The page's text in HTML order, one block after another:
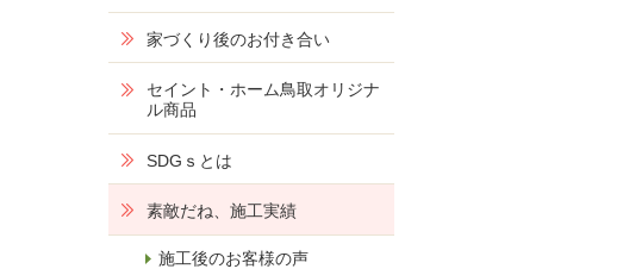
家づくり後のお付き合い
セイント・ホーム鳥取オリジナ
ル商品
SDGｓとは
素敵だね、施工実績
施工後のお客様の声